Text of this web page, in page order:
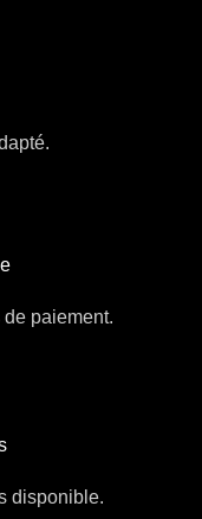
paiement.
disponible.